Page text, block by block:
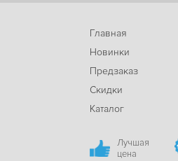
Главная
Новинки
Предзаказ
Скидки
Каталог
Лучшая
цена